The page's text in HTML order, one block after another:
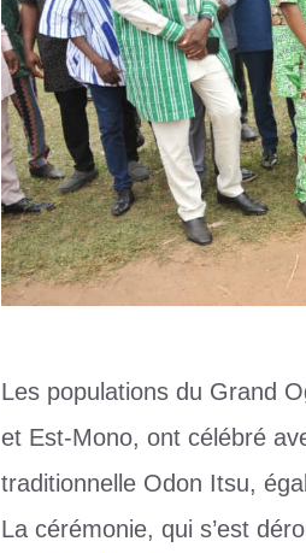
Les populations du Grand
et Est-Mono, ont célébré
traditionnelle Odon Itsu,
La cérémonie, qui s’est